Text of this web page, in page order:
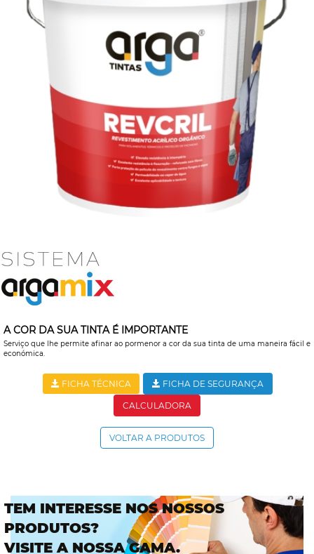
A COR DA SUA TINTA É IMPORTANTE
Serviço que lhe permite afinar ao pormenor a cor da sua tinta de uma maneira fácil e
económica.
FICHA TÉCNICA FICHA DE SEGURANÇA
CALCULADORA
VOLTAR A PRODUTOS
TEM INTERESSE NOS NOSSOS
PRODUTOS?
VISITE A NOSSA GAMA.